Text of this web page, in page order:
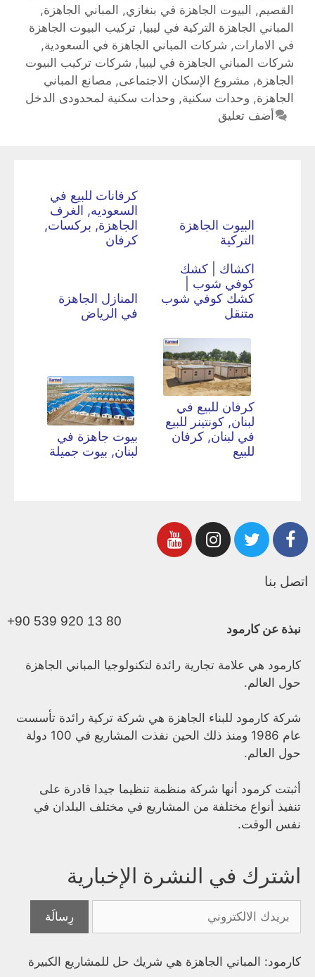
القصيم, البيوت الجاهزة في بنغازي, المباني الجاهزة,
المباني الجاهزة التركية في ليبيا, تركيب البيوت الجاهزة
في الامارات, شركات المباني الجاهزة في السعودية,
شركات المباني الجاهزة في ليبيا, شركات تركيب البيوت
الجاهزة, مشروع الإسكان الاجتماعى , مصانع المباني
الجاهزة, وحدات سكنية, وحدات سكنية لمحدودى الدخل
أضف تعليق
البيوت الجاهزة
التركية
كرفانات للبيع في
السعوديه, الغرف
الجاهزة, بركسات,
كرفان
اكشاك | كشك
كوفي شوب |
كشك كوفي شوب
متنقل
المنازل الجاهزة
في الرياض
كرفان للبيع في
لبنان, كونتينر للبيع
في لبنان, كرفان
للبيع
بيوت جاهزة في
لبنان, بيوت جميلة
اتصل بنا
+90 539 920 13 80
نبذة عن كارمود
كارمود هي علامة تجارية رائدة لتكنولوجيا المباني الجاهزة
حول العالم.
شركة كارمود للبناء الجاهزة هي شركة تركية رائدة تأسست
عام 1986 ومنذ ذلك الحين نفذت المشاريع في 100 دولة
حول العالم.
أثبتت كرمود أنها شركة منظمة تنظيما جيدا قادرة على
تنفيذ أنواع مختلفة من المشاريع في مختلف البلدان في
نفس الوقت.
اشترك في النشرة الإخبارية
كارمود: المباني الجاهزة هي شريك حل للمشاريع الكبيرة